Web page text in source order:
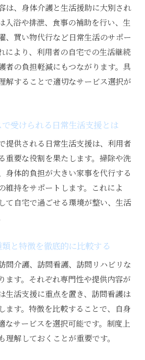
請時に必要な書類とポイントを
ービス利用のステップを分かり
スムーズに利用するためのコツ
問サービス活用のコツ
介護負担を軽減する具体的な工
ービス活用で生活の質を高める
ービス選びで失敗しないコツと
サービスの定期的な見直しの重要
スを最大限活かす家族のサポー
は、身体介護と生活援助に大別され
入浴や排泄、食事の補助を行い、生
、買い物代行など日常生活のサポー
により、利用者の自宅での生活継続
者の負担軽減にもつながります。具
解することで適切なサービス選択が
受けられる日常生活支援とは
提供される日常生活支援は、利用者
重要な役割を果たします。掃除や洗
身体的負担が大きい家事を代行する
維持をサポートします。これによ
て自宅で過ごせる環境が整い、生活
と特徴を徹底的に比較する
問介護、訪問看護、訪問リハビリな
ます。それぞれ専門性や提供内容が
生活支援に重点を置き、訪問看護は
ます。特徴を比較することで、自身
なサービスを選択可能です。制度上
理解しておくことが重要です。